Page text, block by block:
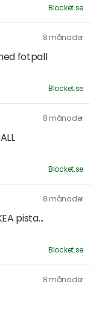
Blocket.se
8 månader
fotpall
Blocket.se
8 månader
Blocket.se
8 månader
pista...
Blocket.se
8 månader